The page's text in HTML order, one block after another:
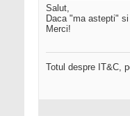
Salut,
Daca "ma astepti"
Merci!
Totul despre IT&C,